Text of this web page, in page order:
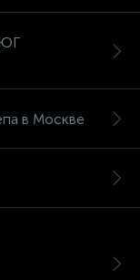
в Москве